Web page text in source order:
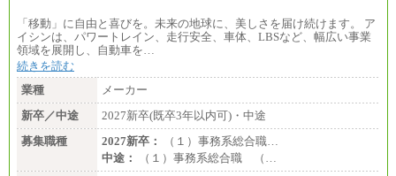
「移動」に自由と喜びを。未来の地球に、美しさを届け続けます。 ア
イシンは、パワートレイン、走行安全、車体、LBSなど、幅広い事業
領域を展開し、自動車を…
続きを読む
業種
メーカー
新卒／中途
2027新卒(既卒3年以内可)・中途
募集職種
2027新卒：
（１）事務系総合職…
中途：
（１）事務系総合職 （…